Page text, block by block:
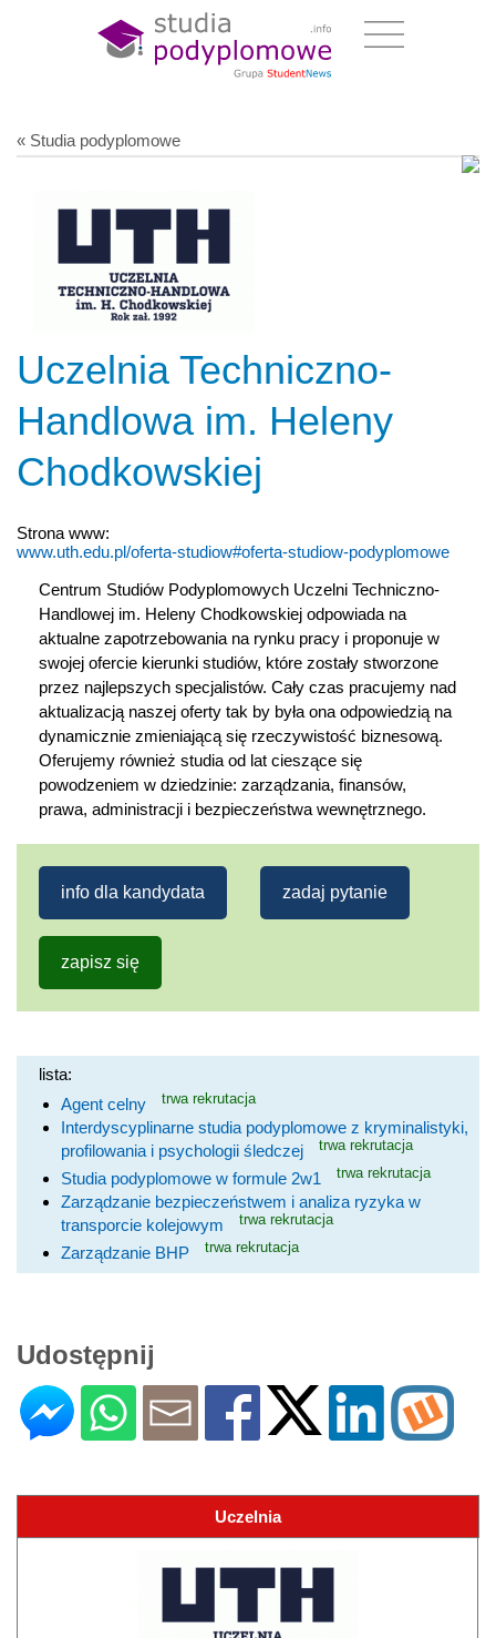
« Studia podyplomowe
Uczelnia Techniczno-
Handlowa im. Heleny
Chodkowskiej
Strona www:
www.uth.edu.pl/oferta-studiow#oferta-studiow-podyplomowe
Centrum Studiów Podyplomowych Uczelni Techniczno-
Handlowej im. Heleny Chodkowskiej odpowiada na
aktualne zapotrzebowania na rynku pracy i proponuje w
swojej ofercie kierunki studiów, które zostały stworzone
przez najlepszych specjalistów. Cały czas pracujemy nad
aktualizacją naszej oferty tak by była ona odpowiedzią na
dynamicznie zmieniającą się rzeczywistość biznesową.
Oferujemy również studia od lat cieszące się
powodzeniem w dziedzinie: zarządzania, finansów,
prawa, administracji i bezpieczeństwa wewnętrznego.
info dla kandydata zadaj pytanie
zapisz się
lista:
Agent celny
trwa rekrutacja
Interdyscyplinarne studia podyplomowe z kryminalistyki,
profilowania i psychologii śledczej
trwa rekrutacja
Studia podyplomowe w formule 2w1 trwa rekrutacja
Zarządzanie bezpieczeństwem i analiza ryzyka w
transporcie kolejowym
trwa rekrutacja
Zarządzanie BHP trwa rekrutacja
Udostępnij
Uczelnia